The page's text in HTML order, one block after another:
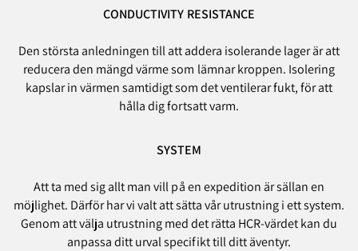
CONDUCTIVITY RESISTANCE
Den största anledningen till att addera isolerande lager är att
reducera den mängd värme som lämnar kroppen. Isolering
kapslar in värmen samtidigt som det ventilerar fukt, för att
hålla dig fortsatt varm.
SYSTEM
Att ta med sig allt man vill på en expedition är sällan en
möjlighet. Därför har vi valt att sätta vår utrustning i ett system.
Genom att välja utrustning med det rätta HCR-värdet kan du
anpassa ditt urval specifikt till ditt äventyr.